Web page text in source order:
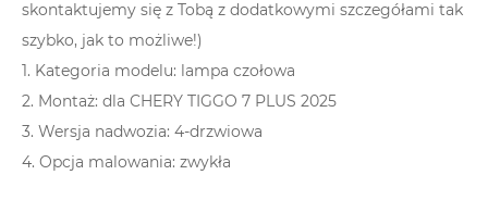
skontaktujemy się z Tobą z dodatkowymi szczegółami tak
szybko, jak to możliwe!)
1. Kategoria modelu: lampa czołowa
2. Montaż: dla CHERY TIGGO 7 PLUS 2025
3. Wersja nadwozia: 4-drzwiowa
4. Opcja malowania: zwykła